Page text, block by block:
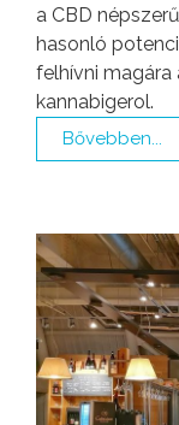
a CBD
hasonló
felhívni magára
kannabigerol.
Bővebben...